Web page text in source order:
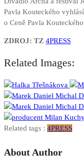
Pavla Kouteckého
o Ceně Pavla
ZDROJ: TZ 4PRESS
Related Images:
Related tags : 4PRESS
About Author